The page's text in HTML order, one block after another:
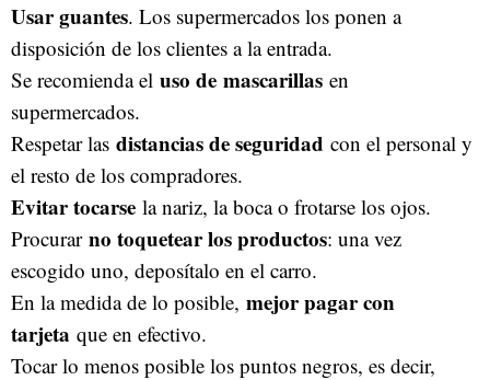
Usar guantes. Los supermercados los ponen a
disposición de los clientes a la entrada.
Se recomienda el uso de mascarillas en
supermercados.
Respetar las distancias de seguridad con el personal y
el resto de los compradores.
Evitar tocarse la nariz, la boca o frotarse los ojos.
Procurar no toquetear los productos: una vez
escogido uno, deposítalo en el carro.
En la medida de lo posible, mejor pagar con
tarjeta que en efectivo.
Tocar lo menos posible los puntos negros, es decir,